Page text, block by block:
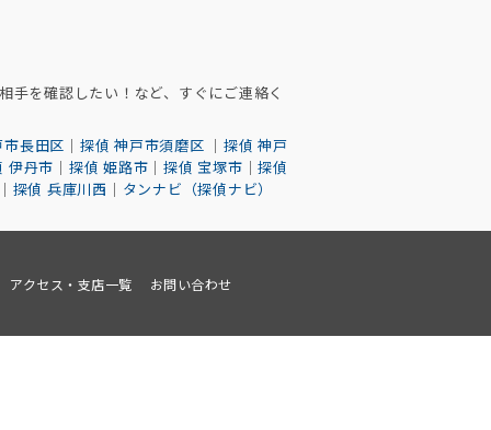
を確認したい！など、すぐにご連絡く
長田区 ｜ 探偵 神戸市須磨区 ｜ 探偵 神戸
伊丹市 ｜ 探偵 姫路市 ｜ 探偵 宝塚市 ｜探偵
探偵 兵庫川西 ｜ タンナビ（探偵ナビ）
アクセス・支店一覧 お問い合わせ